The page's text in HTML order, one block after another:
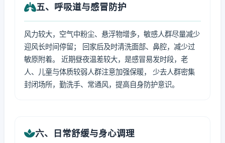
五、呼吸道与感冒防护
风力较大，空气中粉尘、悬浮物增多，敏感人群尽量减少
迎风长时间停留； 回家后及时清洗面部、鼻腔，减少过
敏原附着。 近期昼夜温差较大，是感冒易发时段，老
人、儿童与体质较弱人群注意加强保暖， 少去人群密集
封闭场所，勤洗手、常通风，提高自身防护意识。
六、日常舒缓与身心调理